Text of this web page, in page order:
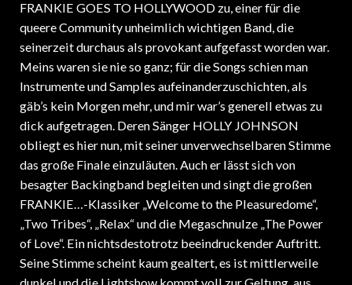
queere Community unheimlich wichtigen Band, die
seinerzeit durchaus als provokant aufgefasst worden war.
Meins waren sie nie so ganz; für die Songs schien man
Instrumente und Samples aufeinanderzuschichten, als
gäb’s kein Morgen mehr, und mir war’s generell etwas zu
dick aufgetragen. Deren Sänger HOLLY JOHNSON
obliegt es hier nun, mit seiner unverwechselbaren Stimme
das große Finale einzuläuten. Auch er lässt sich von
besagter Backingband begleiten und singt die großen
FRANKIE…-Klassiker „Welcome to the Pleasuredome“,
„Two Tribes“, „Relax“ und die Megaschnulze „The Power
of Love“. Ein nichtsdestotrotz beeindruckender Auftritt.
dunkel und die Lightshow kommt voll zur Geltung, aus